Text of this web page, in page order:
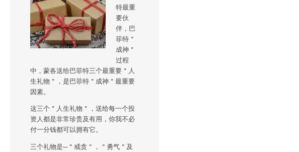
特最重
要伙
伴，巴
菲特＂
成神＂
过程
中，蒙各送给巴菲特三个最重要＂人
生礼物＂，是巴菲特＂成神＂最重要
因素。
这三个＂人生礼物＂，送给每一个投
资人都是非常珍贵及有用，你我不必
付一分钱都可以拥有它。
三个礼物是─＂戒贪＂，＂勇气＂及